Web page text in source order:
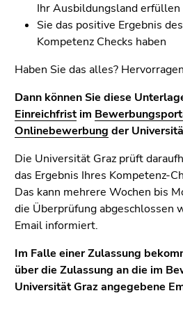
Ihr Ausbildungsland erfüllen
Sie das positive Ergebnis
Kompetenz Checks haben
Haben Sie das alles?
Dann können Sie diese
Einreichfristim
Onlinebewerbung der
Die Universität Graz prüft
das Ergebnis Ihres Kompetenz-
Das kann mehrere Wochen bis
die Überprüfung abgeschlossen
Email informiert.
Im Falle einer Zulassung
über die Zulassung an die im
Universität Graz angegebene